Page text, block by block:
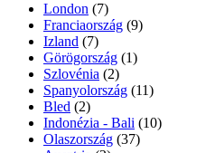
London (7)
Franciaország (9)
Izland (7)
Görögország (1)
Szlovénia (2)
Spanyolország (11)
Bled (2)
Indonézia - Bali (10)
Olaszország (37)